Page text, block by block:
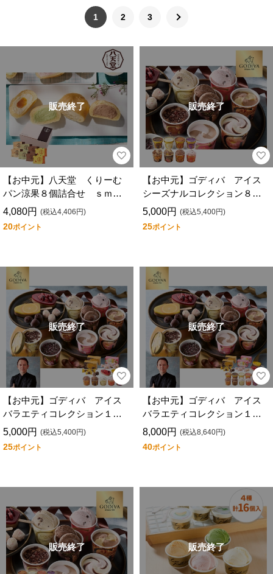
1 2 3
販売終了
【お中元】八天堂 くりーむ
パン涼果８個詰合せ ｓｍ０
６５
4,080円 (税込4,406円)
20ポイント
販売終了
【お中元】ゴディバ アイス
シーズナルコレクション８個
入
5,000円 (税込5,400円)
25ポイント
販売終了
【お中元】ゴディバ アイス
バラエティコレクション１０
個入
5,000円 (税込5,400円)
25ポイント
販売終了
【お中元】ゴディバ アイス
バラエティコレクション１６
個入
8,000円 (税込8,640円)
40ポイント
販売終了 販売終了